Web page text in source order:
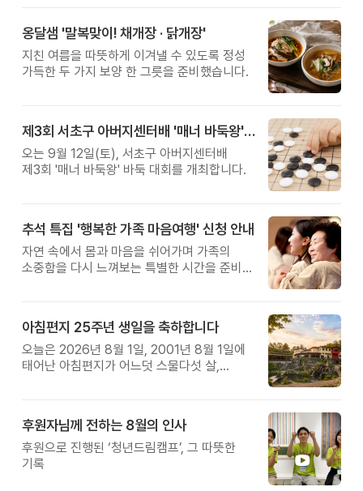
옹달샘 '말복맞이! 채개장 · 닭개장'
지친 여름을 따뜻하게 이겨낼 수 있도록 정성
가득한 두 가지 보양 한 그릇을 준비했습니다.
제3회 서초구 아버지센터배 '매너 바둑왕' 대회
오는 9월 12일(토), 서초구 아버지센터배
제3회 '매너 바둑왕' 바둑 대회를 개최합니다.
추석 특집 '행복한 가족 마음여행' 신청 안내
자연 속에서 몸과 마음을 쉬어가며 가족의
소중함을 다시 느껴보는 특별한 시간을 준비해
아침편지 25주년 생일을 축하합니다
오늘은 2026년 8월 1일, 2001년 8월 1일에
태어난 아침편지가 어느덧 스물다섯 살,
후원자님께 전하는 8월의 인사
후원으로 진행된 ‘청년드림캠프’, 그 따뜻한
기록